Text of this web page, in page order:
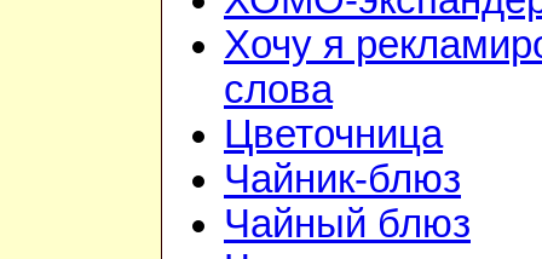
Хочу я
слова
Цветочница
Чайник-блюз
Чайный блюз